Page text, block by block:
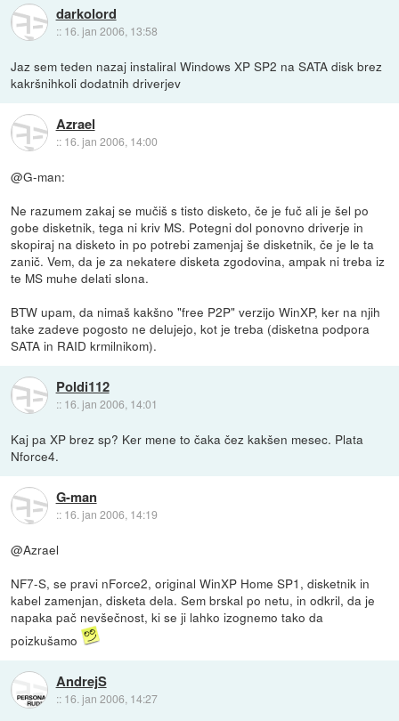
darkolord
:: 16. jan 2006, 13:58
Jaz sem teden nazaj instaliral Windows XP SP2 na SATA disk brez
kakršnihkoli dodatnih driverjev
Azrael
:: 16. jan 2006, 14:00
@G-man:
Ne razumem zakaj se mučiš s tisto disketo, če je fuč ali je šel po
gobe disketnik, tega ni kriv MS. Potegni dol ponovno driverje in
skopiraj na disketo in po potrebi zamenjaj še disketnik, če je le ta
zanič. Vem, da je za nekatere disketa zgodovina, ampak ni treba iz
te MS muhe delati slona.
BTW upam, da nimaš kakšno "free P2P" verzijo WinXP, ker na njih
take zadeve pogosto ne delujejo, kot je treba (disketna podpora
SATA in RAID krmilnikom).
Poldi112
:: 16. jan 2006, 14:01
Kaj pa XP brez sp? Ker mene to čaka čez kakšen mesec. Plata
Nforce4.
G-man
:: 16. jan 2006, 14:19
@Azrael
NF7-S, se pravi nForce2, original WinXP Home SP1, disketnik in
kabel zamenjan, disketa dela. Sem brskal po netu, in odkril, da je
napaka pač nevšečnost, ki se ji lahko izognemo tako da
poizkušamo
AndrejS
:: 16. jan 2006, 14:27